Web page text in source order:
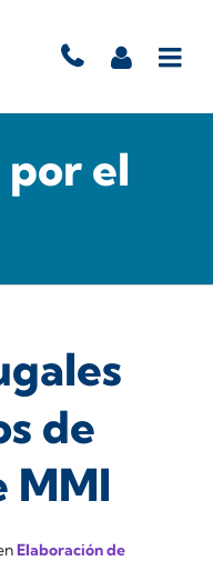
el
de
MMI
Elaboración de